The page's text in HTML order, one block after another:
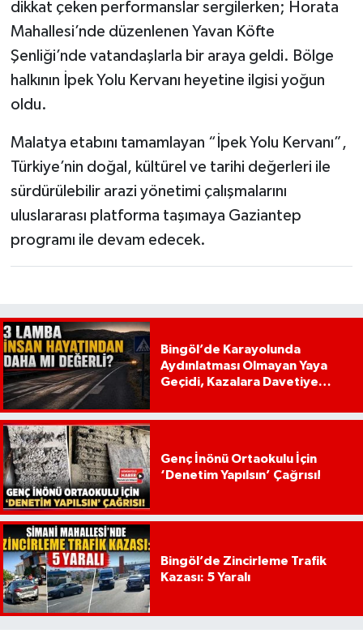
dikkat çeken performanslar sergilerken; Horata
Mahallesi’nde düzenlenen Yavan Köfte
Şenliği’nde vatandaşlarla bir araya geldi. Bölge
halkının İpek Yolu Kervanı heyetine ilgisi yoğun
oldu.
Malatya etabını tamamlayan “İpek Yolu Kervanı”,
Türkiye’nin doğal, kültürel ve tarihi değerleri ile
sürdürülebilir arazi yönetimi çalışmalarını
uluslararası platforma taşımaya Gaziantep
programı ile devam edecek.
Bingöl’de Karayolunda
Aydınlatması Olmayan Yaya
Geçidi, Kazalara Davetiye
Genç İnönü Ortaokulu İçin
‘Denetim Yapılsın’ Çağrısı!
Bingöl’de Zincirleme Trafik
Kazası: 5 Yaralı